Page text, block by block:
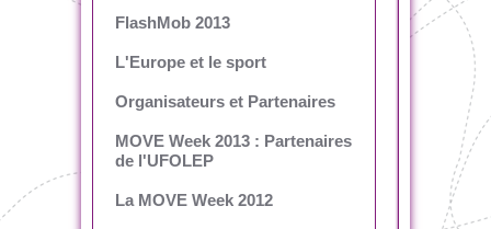
FlashMob 2013
L'Europe et le sport
Organisateurs et Partenaires
MOVE Week 2013 : Partenaires
de l'UFOLEP
La MOVE Week 2012